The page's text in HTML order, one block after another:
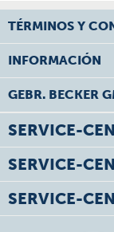
TÉRMINOS Y
INFORMACIÓN
GEBR. BECKER
SERVICE-
SERVICE-
SERVICE-